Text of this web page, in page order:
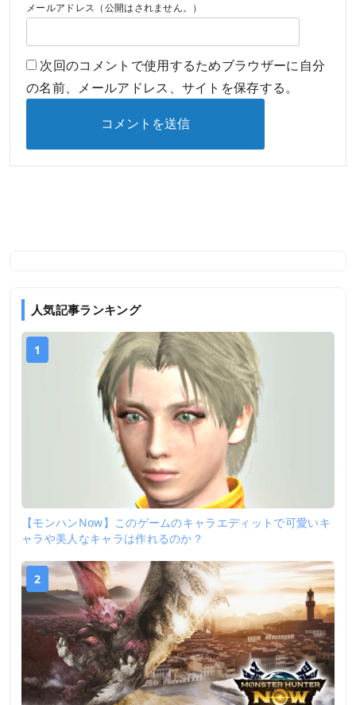
メールアドレス（公開はされません。）
次回のコメントで使用するためブラウザーに自分
の名前、メールアドレス、サイトを保存する。
人気記事ランキング
1
【モンハンNow】このゲームのキャラエディットで可愛いキ
ャラや美人なキャラは作れるのか？
2